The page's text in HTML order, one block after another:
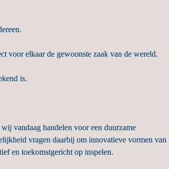
voor elkaar de gewoonste zaak van de wereld.
is.
vandaag handelen voor een duurzame
vragen daarbij om innovatieve vormen van
en toekomstgericht op inspelen.